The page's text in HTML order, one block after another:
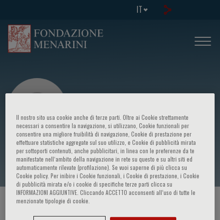
IT
Christian Farace
HOME PAGE / CORSI ED EVENTI
Il nostro sito usa cookie anche di terze parti. Oltre ai Cookie strettamente
necessari a consentire la navigazione, si utilizzano, Cookie funzionali per
consentire una migliore fruibilità di navigazione, Cookie di prestazione per
effettuare statistiche aggregate sul suo utilizzo, e Cookie di pubblicità mirata
per sottoporti contenuti, anche pubblicitari, in linea con le preferenze da te
manifestate nell‘ambito della navigazione in rete su questo e su altri siti ed
automaticamente rilevate (profilazione). Se vuoi saperne di più clicca su
Cookie policy. Per inibire i Cookie funzionali, i Cookie di prestazione, i Cookie
di pubblicità mirata e/o i cookie di specifiche terze parti clicca su
INFORMAZIONI AGGIUNTIVE. Cliccando ACCETTO acconsenti all’uso di tutte le
menzionate tipologie di cookie.